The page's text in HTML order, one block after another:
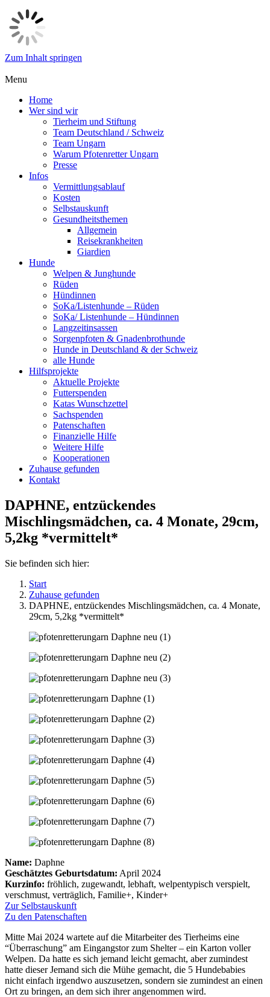
Zum Inhalt springen
Menu
Home
Wer sind wir
Tierheim und Stiftung
Team Deutschland / Schweiz
Team Ungarn
Warum Pfotenretter Ungarn
Presse
Infos
Vermittlungsablauf
Kosten
Selbstauskunft
Gesundheitsthemen
Allgemein
Reisekrankheiten
Giardien
Hunde
Welpen & Junghunde
Rüden
Hündinnen
SoKa/Listenhunde – Rüden
SoKa/ Listenhunde – Hündinnen
Langzeitinsassen
Sorgenpfoten & Gnadenbrothunde
Hunde in Deutschland & der Schweiz
alle Hunde
Hilfsprojekte
Aktuelle Projekte
Futterspenden
Katas Wunschzettel
Sachspenden
Patenschaften
Finanzielle Hilfe
Weitere Hilfe
Kooperationen
Zuhause gefunden
Kontakt
DAPHNE, entzückendes
Mischlingsmädchen, ca. 4 Monate, 29cm,
5,2kg *vermittelt*
Sie befinden sich hier:
Start
Zuhause gefunden
DAPHNE, entzückendes Mischlingsmädchen, ca. 4 Monate,
29cm, 5,2kg *vermittelt*
Name: Daphne
Geschätztes Geburtsdatum: April 2024
Kurzinfo: fröhlich, zugewandt, lebhaft, welpentypisch verspielt,
verschmust, verträglich, Familie+, Kinder+
Zur Selbstauskunft
Zu den Patenschaften
Mitte Mai 2024 wartete auf die Mitarbeiter des Tierheims eine
“Überraschung” am Eingangstor zum Shelter – ein Karton voller
Welpen. Da hatte es sich jemand leicht gemacht, aber zumindest
hatte dieser Jemand sich die Mühe gemacht, die 5 Hundebabies
nicht einfach irgendwo auszusetzen, sondern sie zumindest an einen
Ort zu bringen, an dem sich ihrer angenommen wird.